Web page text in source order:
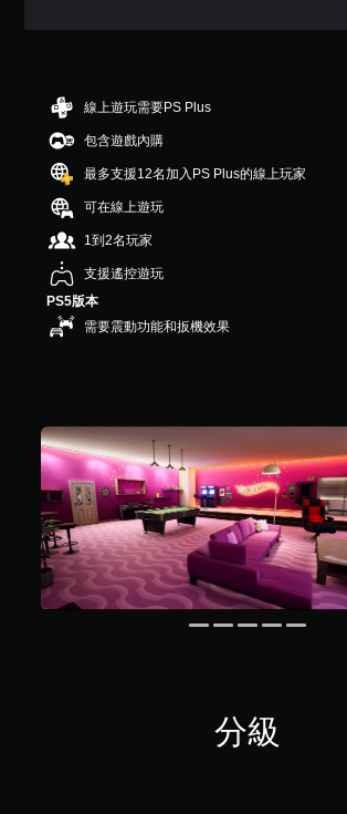
線上遊玩需要PS Plus
包含遊戲內購
最多支援12名加入PS Plus的線上玩家
可在線上遊玩
1到2名玩家
支援遙控遊玩
PS5版本
需要震動功能和扳機效果
分級